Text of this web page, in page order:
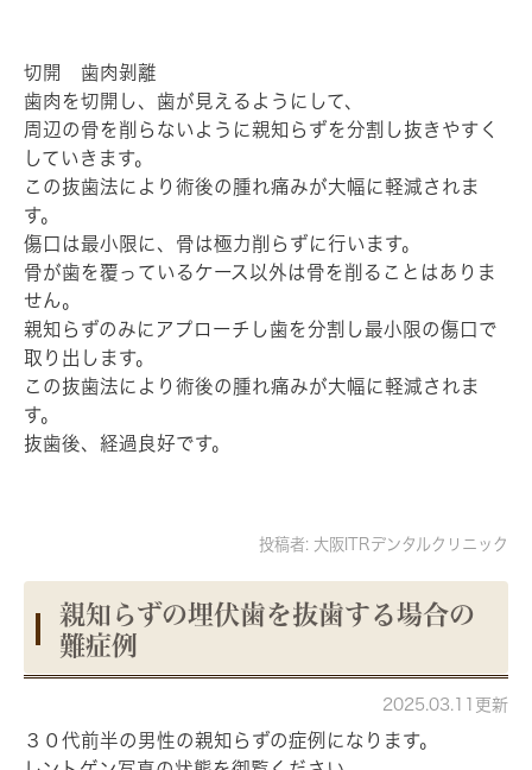
切開 歯肉剝離
歯肉を切開し、歯が見えるようにして、
周辺の骨を削らないように親知らずを分割し抜きやすく
していきます。
この抜歯法により術後の腫れ痛みが大幅に軽減されま
す。
傷口は最小限に、骨は極力削らずに行います。
骨が歯を覆っているケース以外は骨を削ることはありま
せん。
親知らずのみにアプローチし歯を分割し最小限の傷口で
取り出します。
この抜歯法により術後の腫れ痛みが大幅に軽減されま
す。
抜歯後、経過良好です。
投稿者: 大阪ITRデンタルクリニック
親知らずの埋伏歯を抜歯する場合の
難症例
2025.03.11更新
３０代前半の男性の親知らずの症例になります。